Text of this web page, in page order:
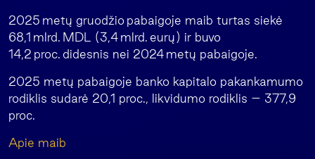
2025 metų gruodžio pabaigoje maib turtas siekė
68,1 mlrd. MDL (3,4 mlrd. eurų) ir buvo
14,2 proc. didesnis nei 2024 metų pabaigoje.
2025 metų pabaigoje banko kapitalo pakankamumo
rodiklis sudarė 20,1 proc., likvidumo rodiklis – 377,9
proc.
Apie maib